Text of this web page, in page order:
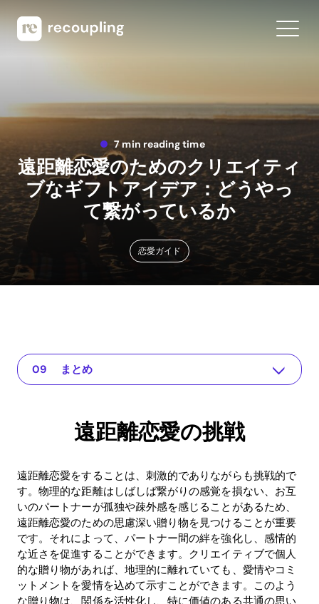
7 min reading time
遠距離恋愛のためのクリエイティ
ブなギフトアイデア：どうやっ
て繋がっているか
恋愛ガイド
遠距離恋愛の挑戦
The app for your relationship
パーソナライズされた贈り物：個性の一ひねり
つながりのためのテクノロジーガジェット
日常の中のロマンチックなサプライズ
共通の思い出を得る体験ギフト
バウチャーのROI利益
よくある質問 (FAQ)
まとめ
遠距離恋愛の挑戦
遠距離恋愛をすることは、刺激的でありながらも挑戦的で
す。物理的な距離はしばしば繋がりの感覚を損ない、お互
いのパートナーが孤独や疎外感を感じることがあるため、
遠距離恋愛のための思慮深い贈り物を見つけることが重要
です。それによって、パートナー間の絆を強化し、感情的
な近さを促進することができます。クリエイティブで個人
的な贈り物があれば、地理的に離れていても、愛情やコミ
ットメントを愛情を込めて示すことができます。このよう
な贈り物は、関係を活性化し、特に価値のある共通の思い